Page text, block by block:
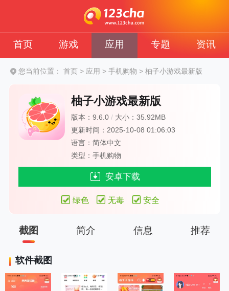
首页 游戏 应用 专题 资讯
您当前位置： 首页 > 应用 > 手机购物 >柚子小游戏最新版
柚子小游戏最新版
版本：9.6.0/ 大小：35.92MB
更新时间：2025-10-08 01:06:03
语言：简体中文
类型：手机购物
安卓下载
绿色 无毒 安全
截图 简介 信息 推荐
软件截图